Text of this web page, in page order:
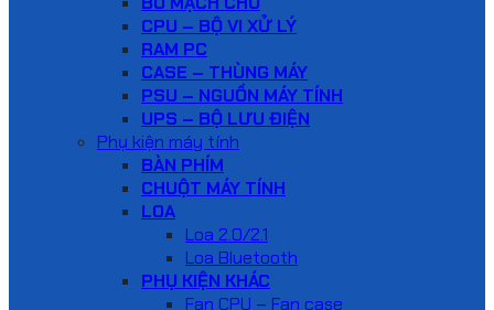
CPU – BỘ VI XỬ LÝ
RAM PC
CASE – THÙNG MÁY
PSU – NGUỒN MÁY TÍNH
UPS – BỘ LƯU ĐIỆN
Phụ kiện máy tính
BÀN PHÍM
CHUỘT MÁY TÍNH
LOA
Loa 2.0/2.1
Loa Bluetooth
PHỤ KIỆN KHÁC
Fan CPU – Fan case